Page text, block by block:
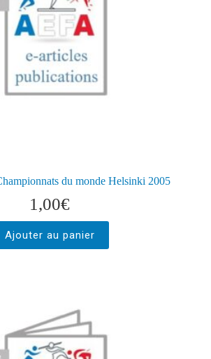
du monde Helsinki 2005
1,00€
Ajouter au panier